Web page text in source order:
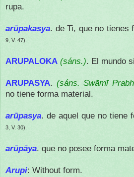
rupa.
arūpakasya. de Ti, que no tienes
9, V. 47).
ARUPALOKA (sáns.). El mundo
ARUPASYA. (sáns. Swāmī
no tiene forma material.
arūpasya. de aquel que no tiene
3, V. 30).
arūpāya. que no posee forma
Arupi: Without form.